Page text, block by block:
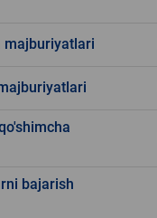
majburiyatlari
bajarish